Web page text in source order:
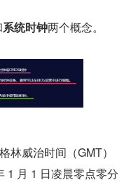
系统时钟两个概念。
林威治时间（GMT）
1 月 1 日凌晨零点零分